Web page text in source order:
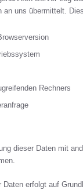
an uns übermittelt.
Rechners
dieser Daten mit
Daten erfolgt auf